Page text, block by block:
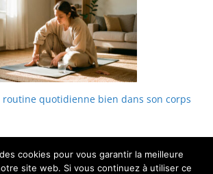
routine quotidienne bien dans son corps
cookies pour vous garantir la meilleure
site web. Si vous continuez à utiliser ce